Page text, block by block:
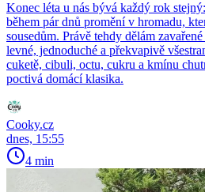
Konec léta u nás bývá každý rok
během pár dnů promění v hromadu,
sousedům. Právě tehdy dělám
levné, jednoduché a překvapivě
cuketě, cibuli, octu, cukru a kmínu
poctivá domácí klasika.
Cooky.cz
dnes, 15:55
4 min